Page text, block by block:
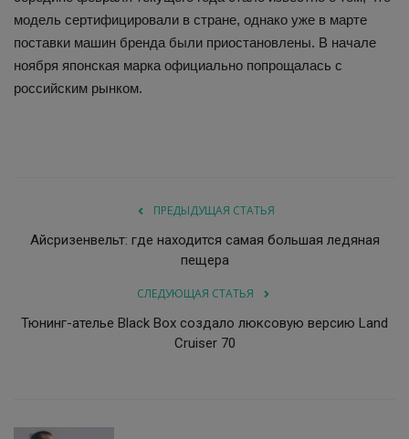
модель сертифицировали в стране, однако уже в марте
поставки машин бренда были приостановлены. В начале
ноября японская марка официально попрощалась с
российским рынком.
ПРЕДЫДУЩАЯ СТАТЬЯ
Айсризенвельт: где находится самая большая ледяная
пещера
СЛЕДУЮЩАЯ СТАТЬЯ
Тюнинг-ателье Black Box создало люксовую версию Land
Cruiser 70